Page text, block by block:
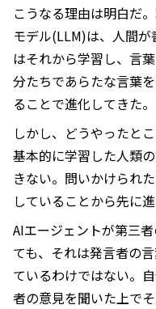
こうなる理由は明白だ
モデル(LLM)は、人間
はそれから学習し、言
分たちであらたな言葉
ることで進化してきた。
しかし、どうやったと
基本的に学習した人類
きない。問いかけられ
していることから先に
AIエージェントが第三
ても、それは発言者の
ているわけではない。
者の意見を聞いた上で